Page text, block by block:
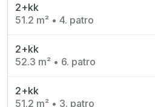
2+kk
51.2 m² • 4. patro
2+kk
52.3 m² • 6. patro
2+kk
51.2 m² • 3. patro